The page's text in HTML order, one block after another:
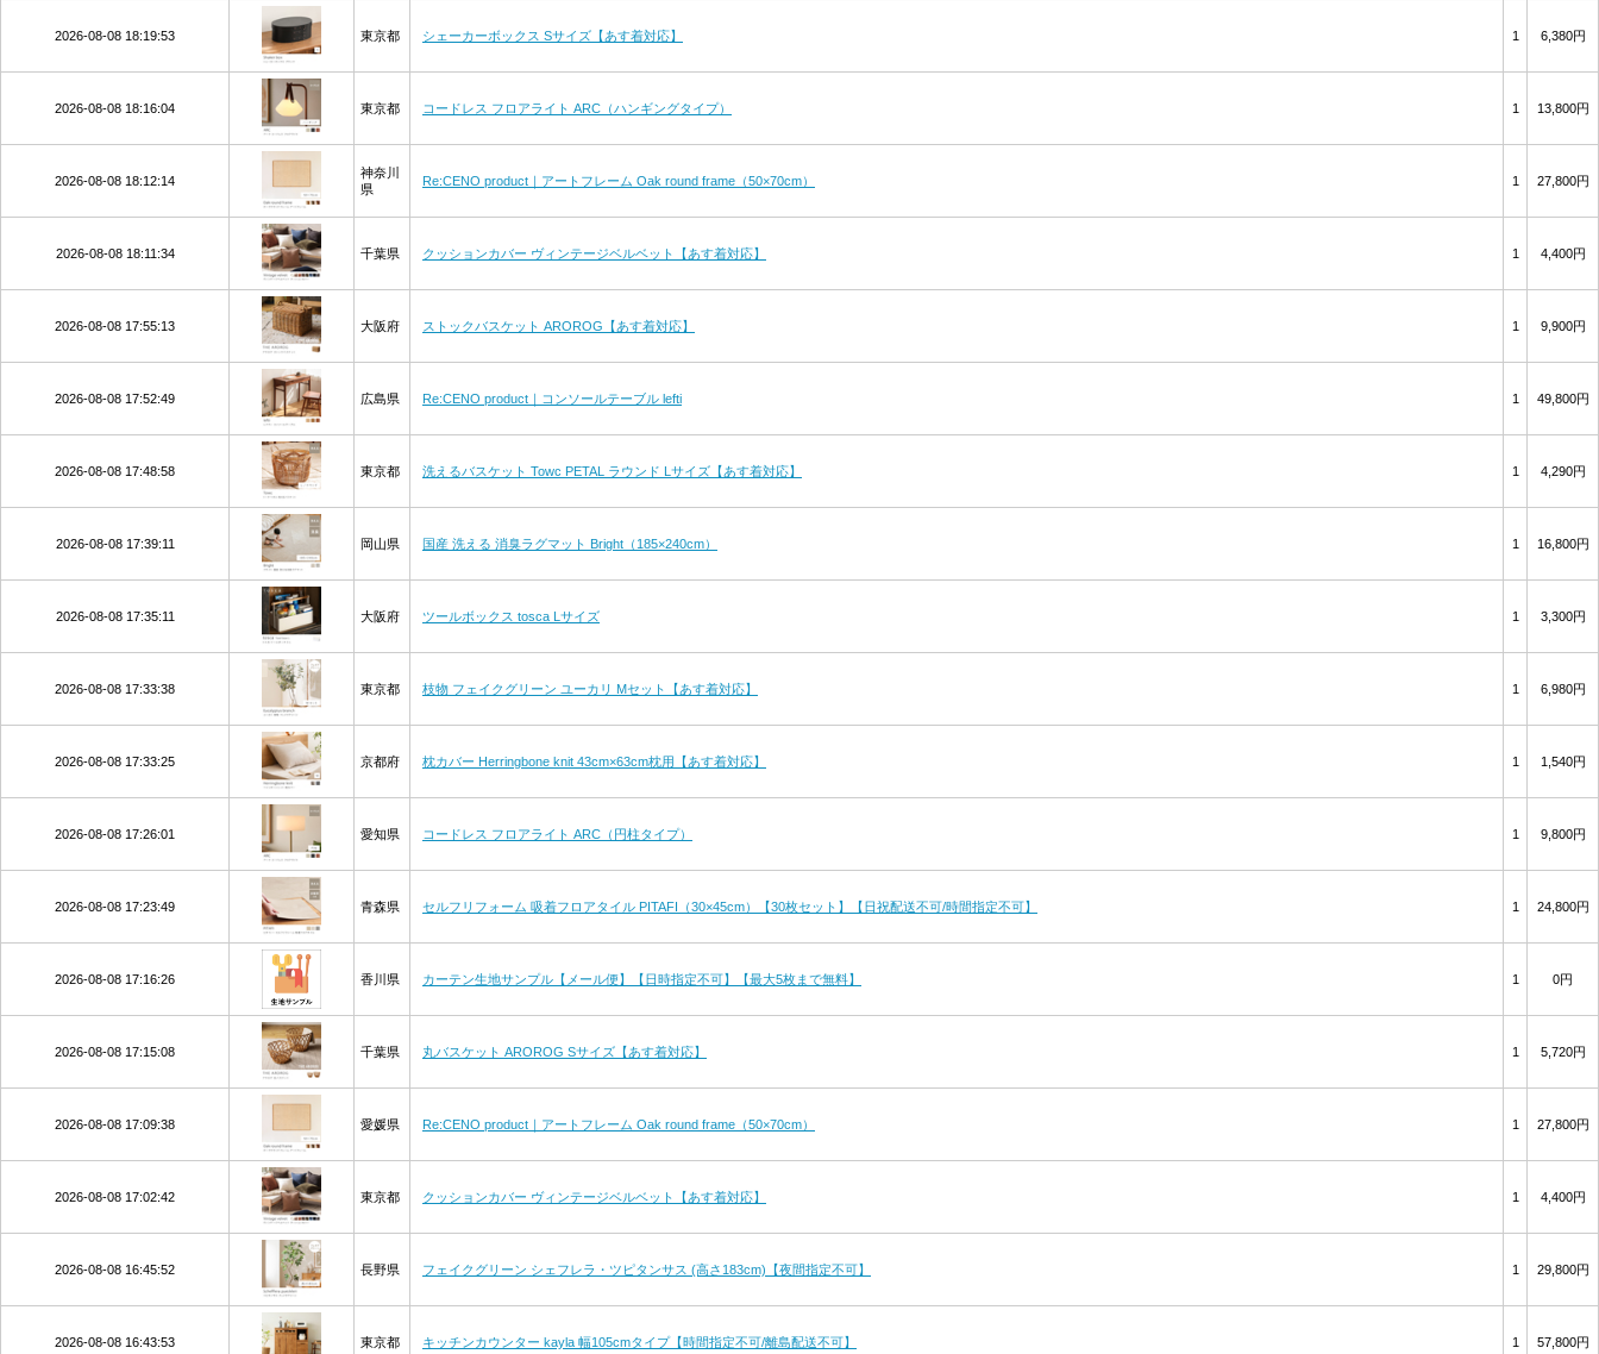
2026-08-08 18:19:53 東京都 シェーカーボックス Sサイズ【あす着対応】 1 6,380円
2026-08-08 18:16:04 東京都 コードレス フロアライト ARC（ハンギングタイプ） 1 13,800円
2026-08-08 18:12:14
神奈川
県
Re:CENO product｜アートフレーム Oak round frame（50×70cm） 1 27,800円
2026-08-08 18:11:34 千葉県 クッションカバー ヴィンテージベルベット【あす着対応】 1 4,400円
2026-08-08 17:55:13 大阪府 ストックバスケット AROROG【あす着対応】 1 9,900円
2026-08-08 17:52:49 広島県 Re:CENO product｜コンソールテーブル lefti 1 49,800円
2026-08-08 17:48:58 東京都 洗えるバスケット Towc PETAL ラウンド Lサイズ【あす着対応】 1 4,290円
2026-08-08 17:39:11 岡山県 国産 洗える 消臭ラグマット Bright（185×240cm） 1 16,800円
2026-08-08 17:35:11 大阪府 ツールボックス tosca Lサイズ 1 3,300円
2026-08-08 17:33:38 東京都 枝物 フェイクグリーン ユーカリ Mセット【あす着対応】 1 6,980円
2026-08-08 17:33:25 京都府 枕カバー Herringbone knit 43cm×63cm枕用【あす着対応】 1 1,540円
2026-08-08 17:26:01 愛知県 コードレス フロアライト ARC（円柱タイプ） 1 9,800円
2026-08-08 17:23:49 青森県 セルフリフォーム 吸着フロアタイル PITAFI（30×45cm）【30枚セット】【日祝配送不可/時間指定不可】 1 24,800円
2026-08-08 17:16:26 香川県 カーテン生地サンプル【メール便】【日時指定不可】【最大5枚まで無料】 1 0円
2026-08-08 17:15:08 千葉県 丸バスケット AROROG Sサイズ【あす着対応】 1 5,720円
2026-08-08 17:09:38 愛媛県 Re:CENO product｜アートフレーム Oak round frame（50×70cm） 1 27,800円
2026-08-08 17:02:42 東京都 クッションカバー ヴィンテージベルベット【あす着対応】 1 4,400円
2026-08-08 16:45:52 長野県 フェイクグリーン シェフレラ・ツピタンサス (高さ183cm)【夜間指定不可】 1 29,800円
2026-08-08 16:43:53 東京都 キッチンカウンター kayla 幅105cmタイプ【時間指定不可/離島配送不可】 1 57,800円